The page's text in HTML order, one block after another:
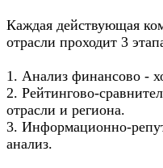
Каждая действующая
отрасли проходит 3
1. Анализ финансово -
2. Рейтингово-
отрасли и региона.
3. Информационно-
анализ.